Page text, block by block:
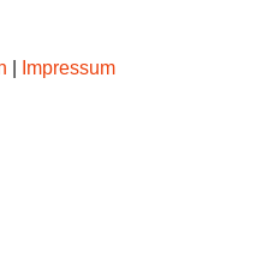
Impressum